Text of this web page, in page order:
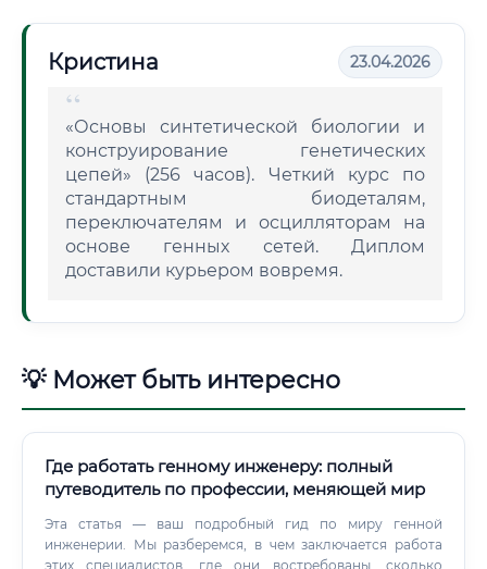
Кристина 23.04.2026
«Основы синтетической биологии и
конструирование генетических
цепей» (256 часов). Четкий курс по
стандартным биодеталям,
переключателям и осцилляторам на
основе генных сетей. Диплом
доставили курьером вовремя.
💡 Может быть интересно
Где работать генному инженеру: полный
путеводитель по профессии, меняющей мир
Эта статья — ваш подробный гид по миру генной
инженерии. Мы разберемся, в чем заключается работа
этих специалистов, где они востребованы, сколько